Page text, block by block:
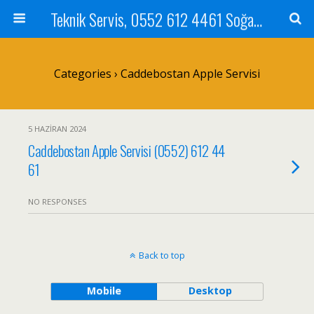
Teknik Servis, 0552 612 4461 Soğanlık Bilgisayar Teknik Servisi ve Tamiri
Categories › Caddebostan Apple Servisi
5 HAZIRAN 2024
Caddebostan Apple Servisi (0552) 612 44
61
NO RESPONSES
Back to top
Mobile Desktop